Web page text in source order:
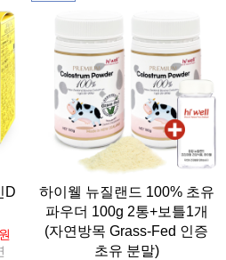
D
하이웰 뉴질랜드 100% 초유
파우더 100g 2통+보틀1개
(자연방목 Grass-Fed 인증
초유 분말)